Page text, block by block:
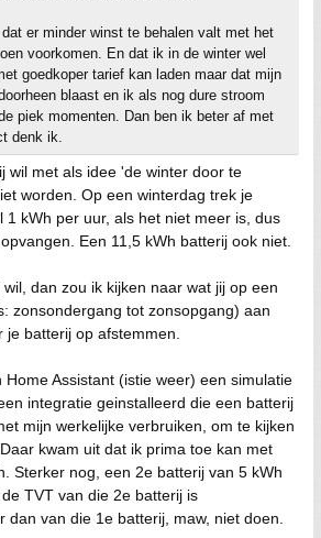
dat er minder winst te behalen valt met het
voorkomen. En dat ik in de winter wel
goedkoper tarief kan laden maar dat mijn
blaast en ik als nog dure stroom
piek momenten. Dan ben ik beter af met
denk ik.
wil met als idee 'de winter door te
worden. Op een winterdag trek je
1 kWh per uur, als het niet meer is, dus
Een 11,5 kWh batterij ook niet.
dan zou ik kijken naar wat jij op een
zonsondergang tot zonsopgang) aan
batterij op afstemmen.
Home Assistant (istie weer) een simulatie
integratie geinstalleerd die een batterij
mijn werkelijke verbruiken, om te kijken
kwam uit dat ik prima toe kan met
Sterker nog, een 2e batterij van 5 kWh
TVT van die 2e batterij is
dan van die 1e batterij, maw, niet doen.